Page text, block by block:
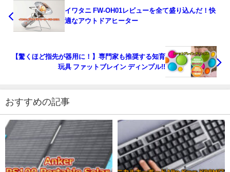
イワタニ FW-OH01レビューを全て盛り込んだ！快
適なアウトドアヒーター
【驚くほど指先が器用に！】専門家も推奨する知育
玩具 ファットブレイン ディンプル!!
おすすめの記事